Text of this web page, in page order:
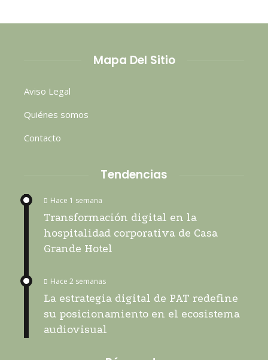
Mapa Del Sitio
Aviso Legal
Quiénes somos
Contacto
Tendencias
Hace 1 semana
Transformación digital en la
hospitalidad corporativa de Casa
Grande Hotel
Hace 2 semanas
La estrategia digital de PAT redefine
su posicionamiento en el ecosistema
audiovisual